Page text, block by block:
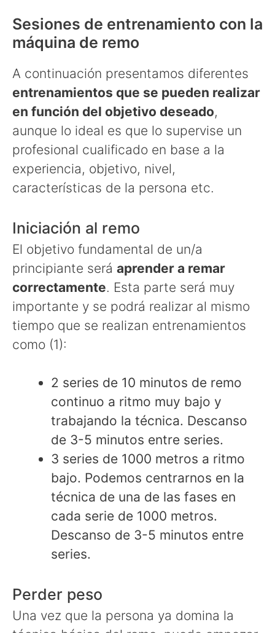
Sesiones de entrenamiento con la
máquina de remo
A continuación presentamos diferentes
entrenamientos que se pueden realizar
en función del objetivo deseado,
aunque lo ideal es que lo supervise un
profesional cualificado en base a la
experiencia, objetivo, nivel,
características de la persona etc.
Iniciación al remo
El objetivo fundamental de un/a
principiante será aprender a remar
correctamente. Esta parte será muy
importante y se podrá realizar al mismo
tiempo que se realizan entrenamientos
como (1):
2 series de 10 minutos de remo
continuo a ritmo muy bajo y
trabajando la técnica. Descanso
de 3-5 minutos entre series.
3 series de 1000 metros a ritmo
bajo. Podemos centrarnos en la
técnica de una de las fases en
cada serie de 1000 metros.
Descanso de 3-5 minutos entre
series.
Perder peso
Una vez que la persona ya domina la